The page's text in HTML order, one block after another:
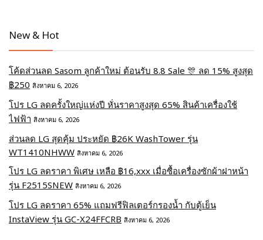
New & Hot
โค้ดส่วนลด Sasom ลูกค้าใหม่ ต้อนรับ 8.8 Sale 🎊 ลด 15% สูงสุด
฿250 สิงหาคม 6, 2026
โปร LG ลดครั้งใหญ่แห่งปี หั่นราคาสูงสุด 65% สินค้าเครื่องใช้
ไฟฟ้า สิงหาคม 6, 2026
ส่วนลด LG สุดคุ้ม ประหยัด ฿26K WashTower รุ่น
WT1410NHWW สิงหาคม 6, 2026
โปร LG ลดราคา พิเศษ เหลือ ฿16,xxx เมื่อซื้อเครื่องซักผ้าฝาหน้า
รุ่น F2515SNEW สิงหาคม 6, 2026
โปร LG ลดราคา 65% แถมฟรีฟิลเตอร์กรองน้ำ กับตู้เย็น
InstaView รุ่น GC-X24FFCRB สิงหาคม 6, 2026